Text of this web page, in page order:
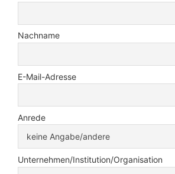
Nachname
E-Mail-Adresse
Anrede
Unternehmen/Institution/Organisation